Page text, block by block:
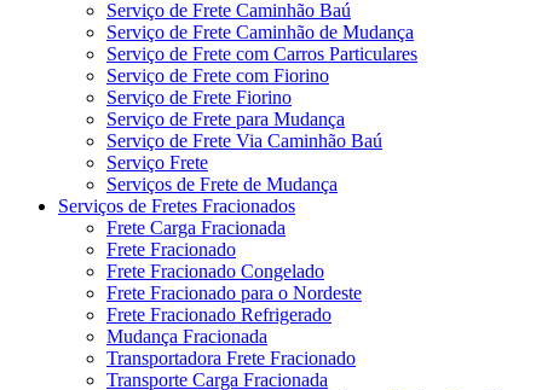
Serviço de Frete Caminhão Baú
Serviço de Frete Caminhão de Mudança
Serviço de Frete com Carros Particulares
Serviço de Frete com Fiorino
Serviço de Frete Fiorino
Serviço de Frete para Mudança
Serviço de Frete Via Caminhão Baú
Serviço Frete
Serviços de Frete de Mudança
Serviços de Fretes Fracionados
Frete Carga Fracionada
Frete Fracionado
Frete Fracionado Congelado
Frete Fracionado para o Nordeste
Frete Fracionado Refrigerado
Mudança Fracionada
Transportadora Frete Fracionado
Transporte Carga Fracionada